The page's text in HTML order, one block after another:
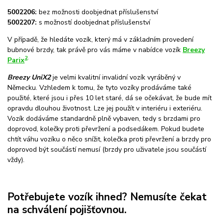
5002206: bez možnosti doobjednat příslušenství
5002207: s možností doobjednat příslušenství
V případě, že hledáte vozík, který má v základním provedení
bubnové brzdy, tak právě pro vás máme v nabídce vozík Breezy
Parix2.
Breezy UniX2je velmi kvalitní invalidní vozík vyráběný v
Německu. Vzhledem k tomu, že tyto vozíky prodáváme také
použité, které jsou i přes 10 let staré, dá se očekávat, že bude mít
opravdu dlouhou životnost. Lze jej použít v interiéru i exteriéru.
Vozík dodáváme standardně plně vybaven, tedy s brzdami pro
doprovod, kolečky proti převržení a podsedákem. Pokud budete
chtít váhu vozíku o něco snížit, kolečka proti převržení a brzdy pro
doprovod být součástí nemusí (brzdy pro uživatele jsou součástí
vždy).
Potřebujete vozík ihned? Nemusíte čekat
na schválení pojišťovnou.